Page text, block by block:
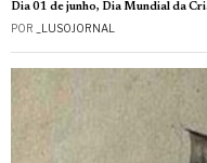
Dia 01 de junho, Dia Mundial da
POR _LUSOJORNAL